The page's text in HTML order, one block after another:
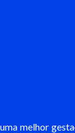
melhor